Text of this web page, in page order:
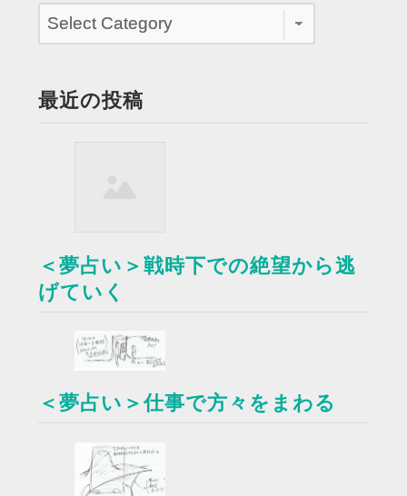
嫌
に
最近の投稿
＜夢占い＞戦時下での絶望から逃
げていく
＜夢占い＞仕事で方々をまわる